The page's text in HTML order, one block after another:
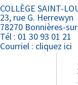
COLLÈGE SAINT-
23, rue G. Herrewyn
78270 Bonnières-
Tél : 01 30 93 01 21
Courriel : cliquez ici